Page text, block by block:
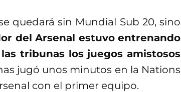
quedará sin Mundial Sub 20, sino
del Arsenal estuvo entrenando
tribunas los juegos amistosos
jugó unos minutos en la Nations
con el primer equipo.